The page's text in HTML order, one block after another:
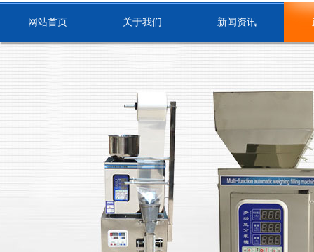
网站首页 关于我们 新闻资讯